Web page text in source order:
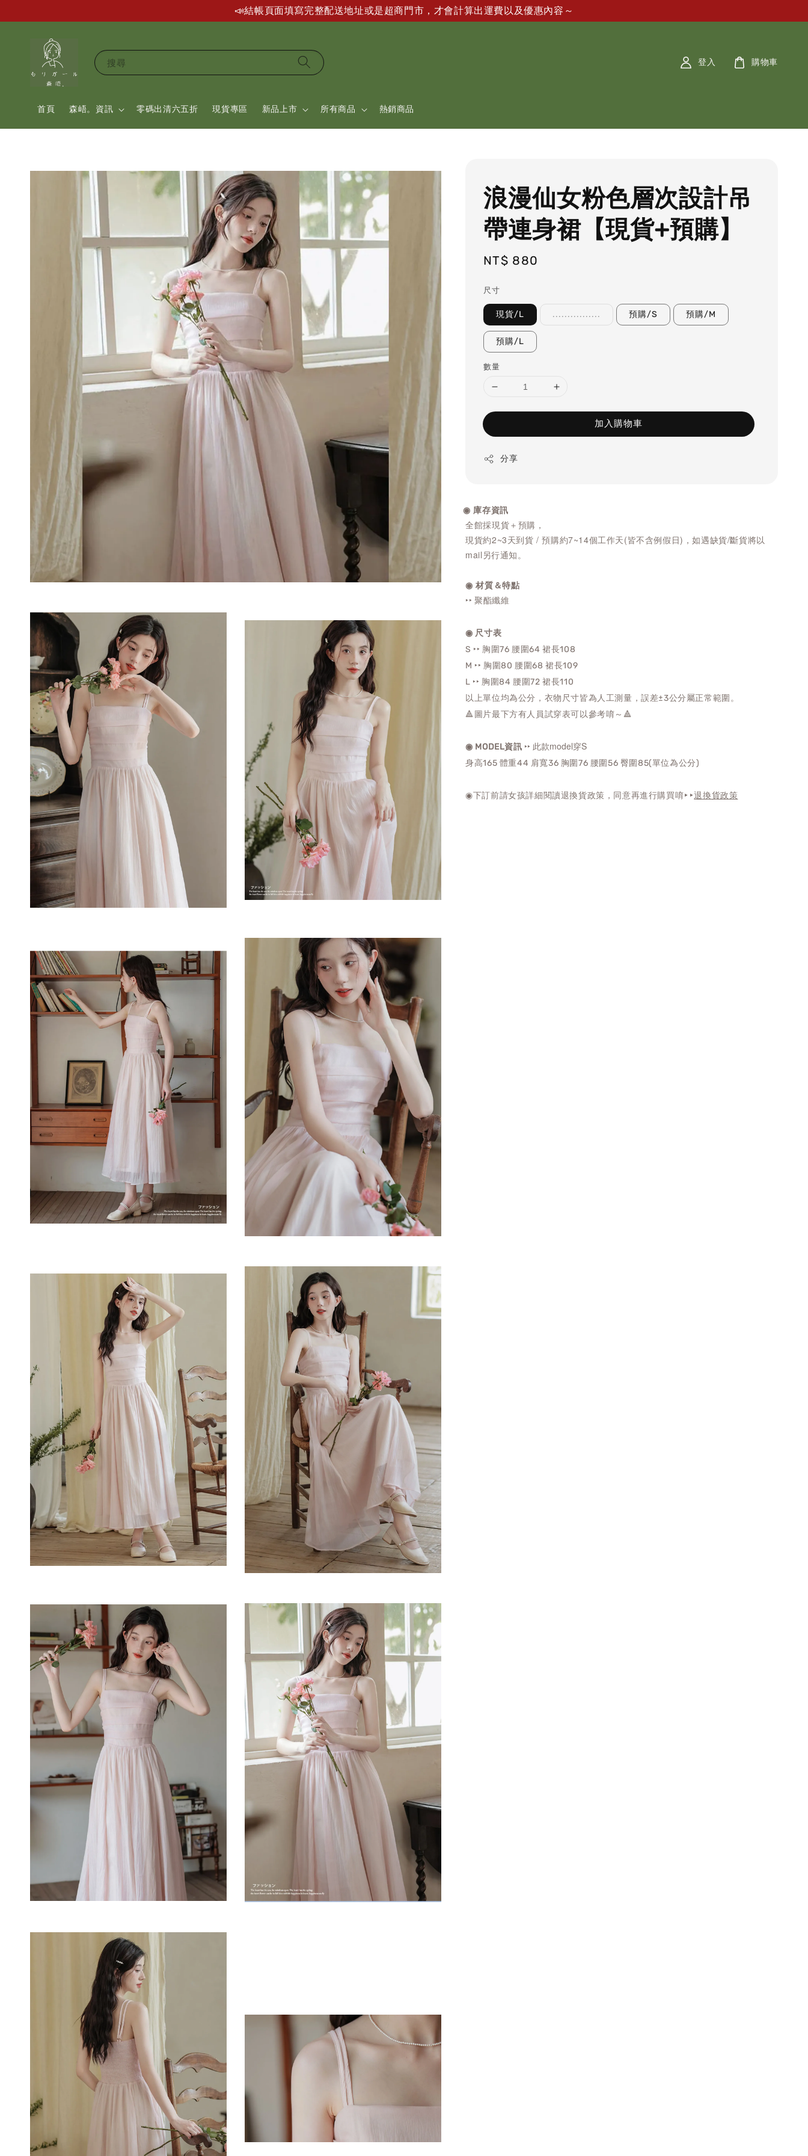
📣結帳頁面填寫完整配送地址或是超商門市，才會計算出運費以及優惠內容～
搜尋
首頁 森峿。資訊 零碼出清六五折 現貨專區 新品上市 所有商品 熱銷商品
登入 購物車
浪漫仙女粉色層次設計吊
帶連身裙【現貨+預購】
Regular
NT$ 880
尺寸
現貨/L ................ 預購/S 預購/M
預購/L
數量
加入購物車
分享
◉ 庫存資訊
全館採現貨＋預購，
現貨約2~3天到貨 / 預購約7~14個工作天(皆不含例假日)，如遇缺貨/斷貨將以
mail另行通知。
◉ 材質＆特點
‣‣ 聚酯纖維
◉ 尺寸表
S ‣‣ 胸圍76 腰圍64 裙長108
M ‣‣ 胸圍80 腰圍68 裙長109
L ‣‣ 胸圍84 腰圍72 裙長110
以上單位均為公分，衣物尺寸皆為人工測量，誤差±3公分屬正常範圍。
🔺圖片最下方有人員試穿表可以參考唷～🔺
◉ MODEL資訊 ‣‣ 此款model穿S
身高165 體重44 肩寬36 胸圍76 腰圍56 臀圍85(單位為公分)
◉下訂前請女孩詳細閱讀退換貨政策，同意再進行購買唷‣‣退換貨政策